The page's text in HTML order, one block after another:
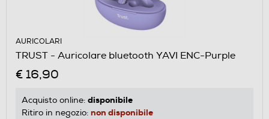
AURICOLARI
TRUST - Auricolare bluetooth YAVI ENC-Purple
€ 16,90
Acquisto online: disponibile
Ritiro in negozio: non disponibile